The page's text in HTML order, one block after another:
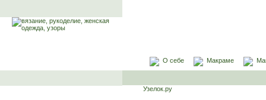
О себе Макраме
Узелок.ру